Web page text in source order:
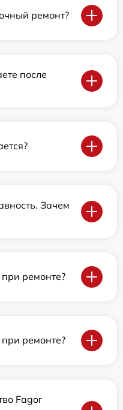
ремонт?
после
Зачем
ремонте?
ремонте?
Fagor